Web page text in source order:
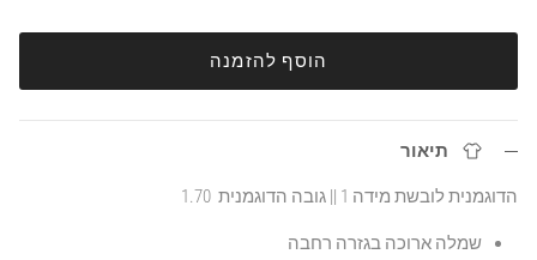
הוסף להזמנה
תיאור
הדוגמנית לובשת מידה 1 || גובה הדוגמנית 1.70
שמלה ארוכה בגזרה רחבה